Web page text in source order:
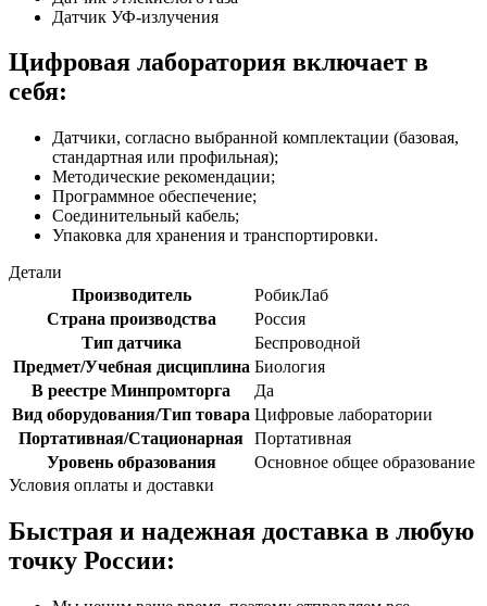
Датчик УФ-излучения
Цифровая лаборатория включает в
себя:
Датчики, согласно выбранной комплектации (базовая,
стандартная или профильная);
Методические рекомендации;
Программное обеспечение;
Соединительный кабель;
Упаковка для хранения и транспортировки.
Детали
Производитель
РобикЛаб
Страна производства
Россия
Тип датчика
Беспроводной
Предмет/Учебная дисциплина Биология
В реестре Минпромторга
Да
Вид оборудования/Тип товара Цифровые лаборатории
Портативная/Стационарная Портативная
Уровень образования
Основное общее образование
Условия оплаты и доставки
Быстрая и надежная доставка в любую
точку России: